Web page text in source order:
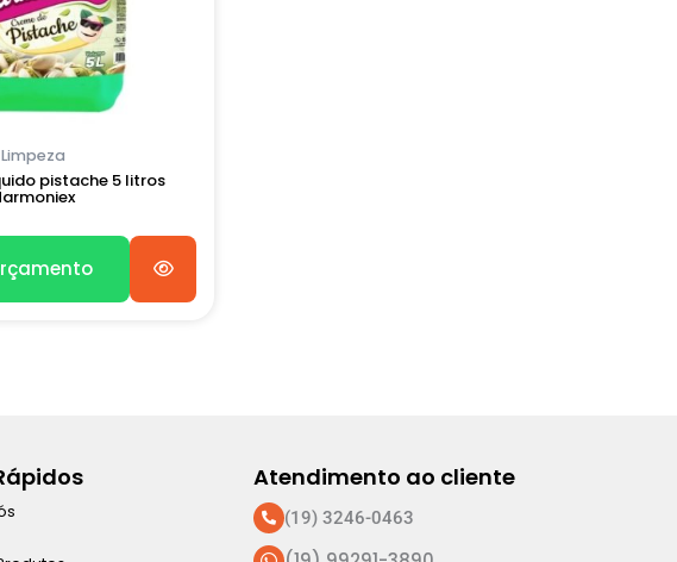
Limpeza
pistache 5 litros
Atendimento ao cliente
(19) 3246-0463